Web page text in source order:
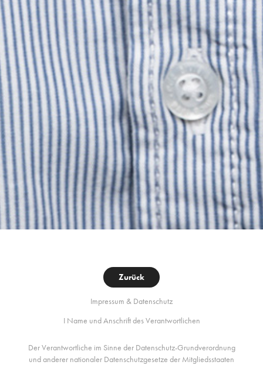
Zurück
Impressum & Datenschutz
I Name und Anschrift des Verantwortlichen
Der Verantwortliche im Sinne der Datenschutz-Grundverordnung
und anderer nationaler Datenschutzgesetze der Mitgliedsstaaten